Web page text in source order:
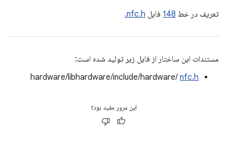
تعریف در خط 148 فایل nfc.h.
مستندات این ساختار از فایل زیر تولید شده است:
hardware/libhardware/include/hardware/ nfc.h
این مرور مفید بود؟